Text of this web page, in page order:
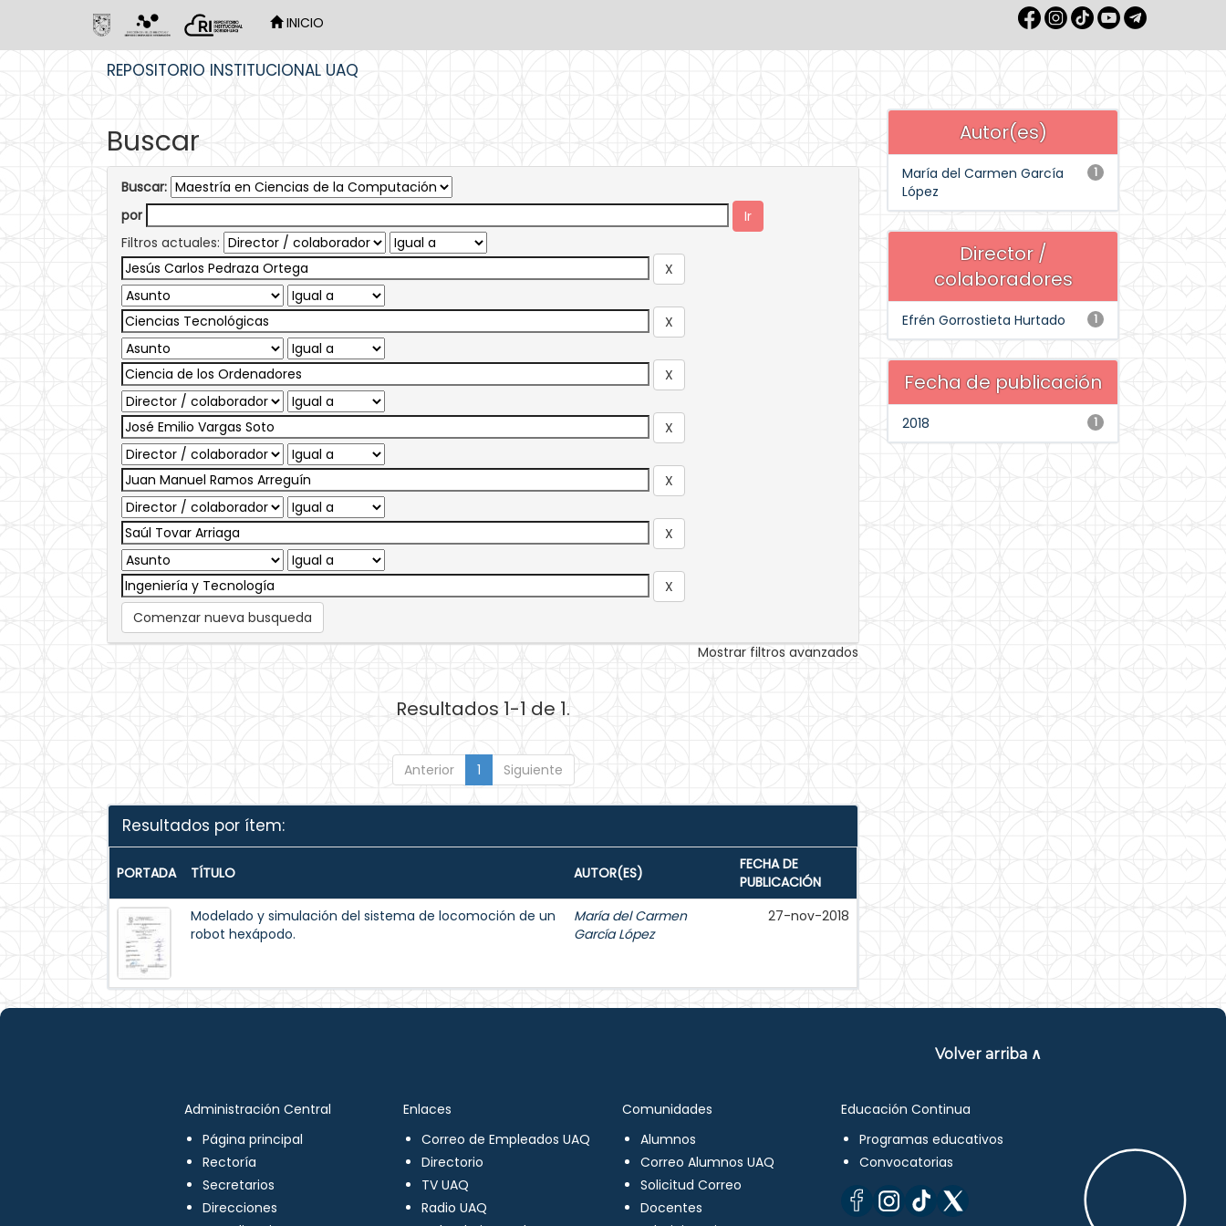
INICIO
REPOSITORIO INSTITUCIONAL UAQ
Buscar
Buscar:
por
Filtros actuales:
Comenzar nueva busqueda
Mostrar filtros avanzados
Resultados 1-1 de 1.
Anterior 1 Siguiente
Resultados por ítem:
PORTADA TÍTULO AUTOR(ES)
FECHA DE
PUBLICACIÓN
Modelado y simulación del sistema de locomoción de un
robot hexápodo.
María del Carmen
García López
27-nov-2018
Autor(es)
1
María del Carmen García
López
Director /
colaboradores
1
Efrén Gorrostieta Hurtado
Fecha de publicación
1
2018
Volver arriba ∧
Administración Central
Página principal
Rectoría
Secretarios
Direcciones
Enlaces
Correo de Empleados UAQ
Directorio
TV UAQ
Radio UAQ
Comunidades
Alumnos
Correo Alumnos UAQ
Solicitud Correo
Docentes
Educación Continua
Programas educativos
Convocatorias